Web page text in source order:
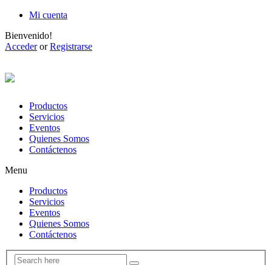
Mi cuenta
Bienvenido!
AccederorRegistrarse
Productos
Servicios
Eventos
Quienes Somos
Contáctenos
Menu
Productos
Servicios
Eventos
Quienes Somos
Contáctenos